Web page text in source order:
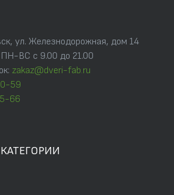
ул. Железнодорожная, дом 14
ВС с 9.00 до 21.00
zakaz@dveri-fab.ru
59
66